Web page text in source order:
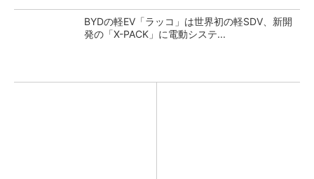
BYDの軽EV「ラッコ」は世界初の軽SDV、新開
発の「X-PACK」に電動システ...